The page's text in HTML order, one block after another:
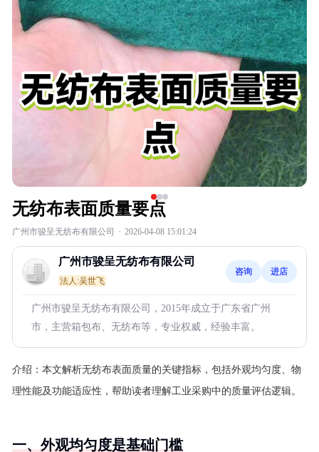
无纺布表面质量要点
广州市骏呈无纺布有限公司 · 2026-04-08 15:01:24
广州市骏呈无纺布有限公司
法人:吴世飞
咨询 进店
广州市骏呈无纺布有限公司，2015年成立于广东省广州
市，主营箱包布、无纺布等，专业权威，经验丰富。
介绍： 本文解析无纺布表面质量的关键指标，包括外观均匀度、物
理性能及功能适应性，帮助读者理解工业采购中的质量评估逻辑。
一、外观均匀度是基础门槛